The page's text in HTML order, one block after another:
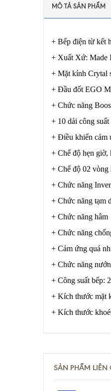
MÔ TẢ SẢN PHẨM
+ Bếp điện từ kết
+ Xuất Xứ: Made
+ Mặt kính Crytal
+ Đầu đốt EGO
+ Chức năng
+ 10 dải công suất
+ Điều khiển cảm
+ Chế độ hẹn giờ,
+ Chế độ 02
+ Chức năng
+ Chức năng tạm
+ Chức năng hâm
+ Chức năng
+ Cảm ứng quá
+ Chức năng
+ Công suất bếp:
+ Kích thước mặt
+ Kích thước
SẢN PHẨM LIÊN